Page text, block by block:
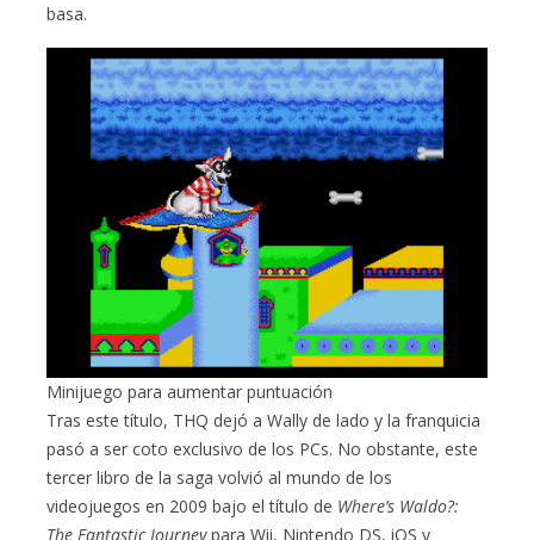
basa.
Minijuego para aumentar puntuación
Tras este título, THQ dejó a Wally de lado y la franquicia
pasó a ser coto exclusivo de los PCs. No obstante, este
tercer libro de la saga volvió al mundo de los
videojuegos en 2009 bajo el título de Where’s Waldo?:
The Fantastic Journeypara Wii, Nintendo DS, iOS y